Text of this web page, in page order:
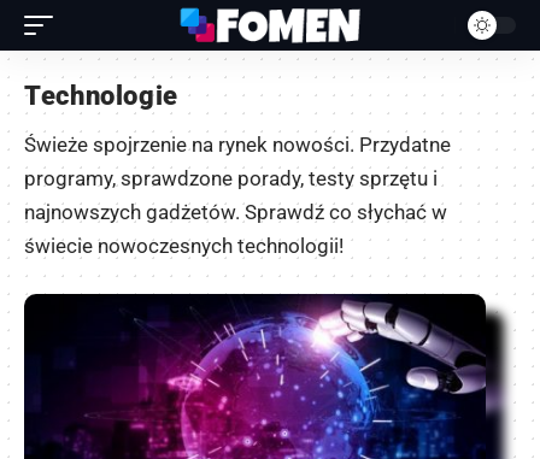
Technologie
Świeże spojrzenie na rynek nowości. Przydatne
programy, sprawdzone porady, testy sprzętu i
najnowszych gadżetów. Sprawdź co słychać w
świecie nowoczesnych technologii!